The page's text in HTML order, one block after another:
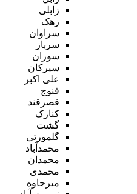
زابلی
زهک
سراوان
سرباز
سوران
سیرکان
علی اکبر
فنوج
قصرقند
کنارک
گشت
گلمورتی
محمدآباد
محمدان
محمدی
میرجاوه